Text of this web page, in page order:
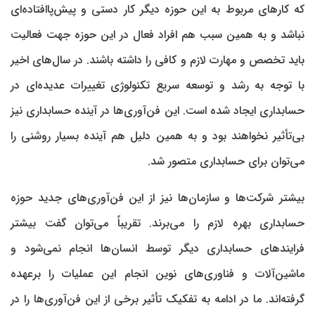
که کارهای مربوط به این حوزه دیگر کار دستی و پیش‌پاافتاده‌ای
نباشد و به همین سبب هم افراد فعال در این حوزه جهت فعالیت
باید تخصص و مهارت لازم و کافی را داشته باشند. در سال‌های اخیر
با توجه به رشد و توسعه سریع تکنولوژی تغییرات عدیده‌ای در
حسابداری ایجاد شده است. این فن‌آوری‌ها در آینده حسابداری نیز
بی‌تأثیر نخواهند بود و به همین دلیل هم آینده بسیار روشنی را
می‌توان برای حسابداری متصور شد.
بیشتر شرکت‌ها و سازمان‌ها نیز از این فن‌آوری‌های جدید حوزه
حسابداری بهره لازم را می‌برند. تقریباً می‌توان گفت بیشتر
فرایندهای حسابداری دیگر توسط انسان‌ها انجام نمی‌شود و
ماشین‌آلات و فناوری‌های نوین انجام این عملیات را برعهده
گرفته‌اند. ما در ادامه به تفکیک تأثیر برخی از این فن‌آوری‌ها را در